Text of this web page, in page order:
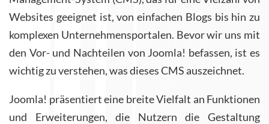
Websites geeignet ist, von einfachen Blogs bis hin zu
komplexen Unternehmensportalen. Bevor wir uns mit
den Vor- und Nachteilen von Joomla! befassen, ist es
wichtig zu verstehen, was dieses CMS auszeichnet.
Joomla! präsentiert eine breite Vielfalt an Funktionen
und Erweiterungen, die Nutzern die Gestaltung